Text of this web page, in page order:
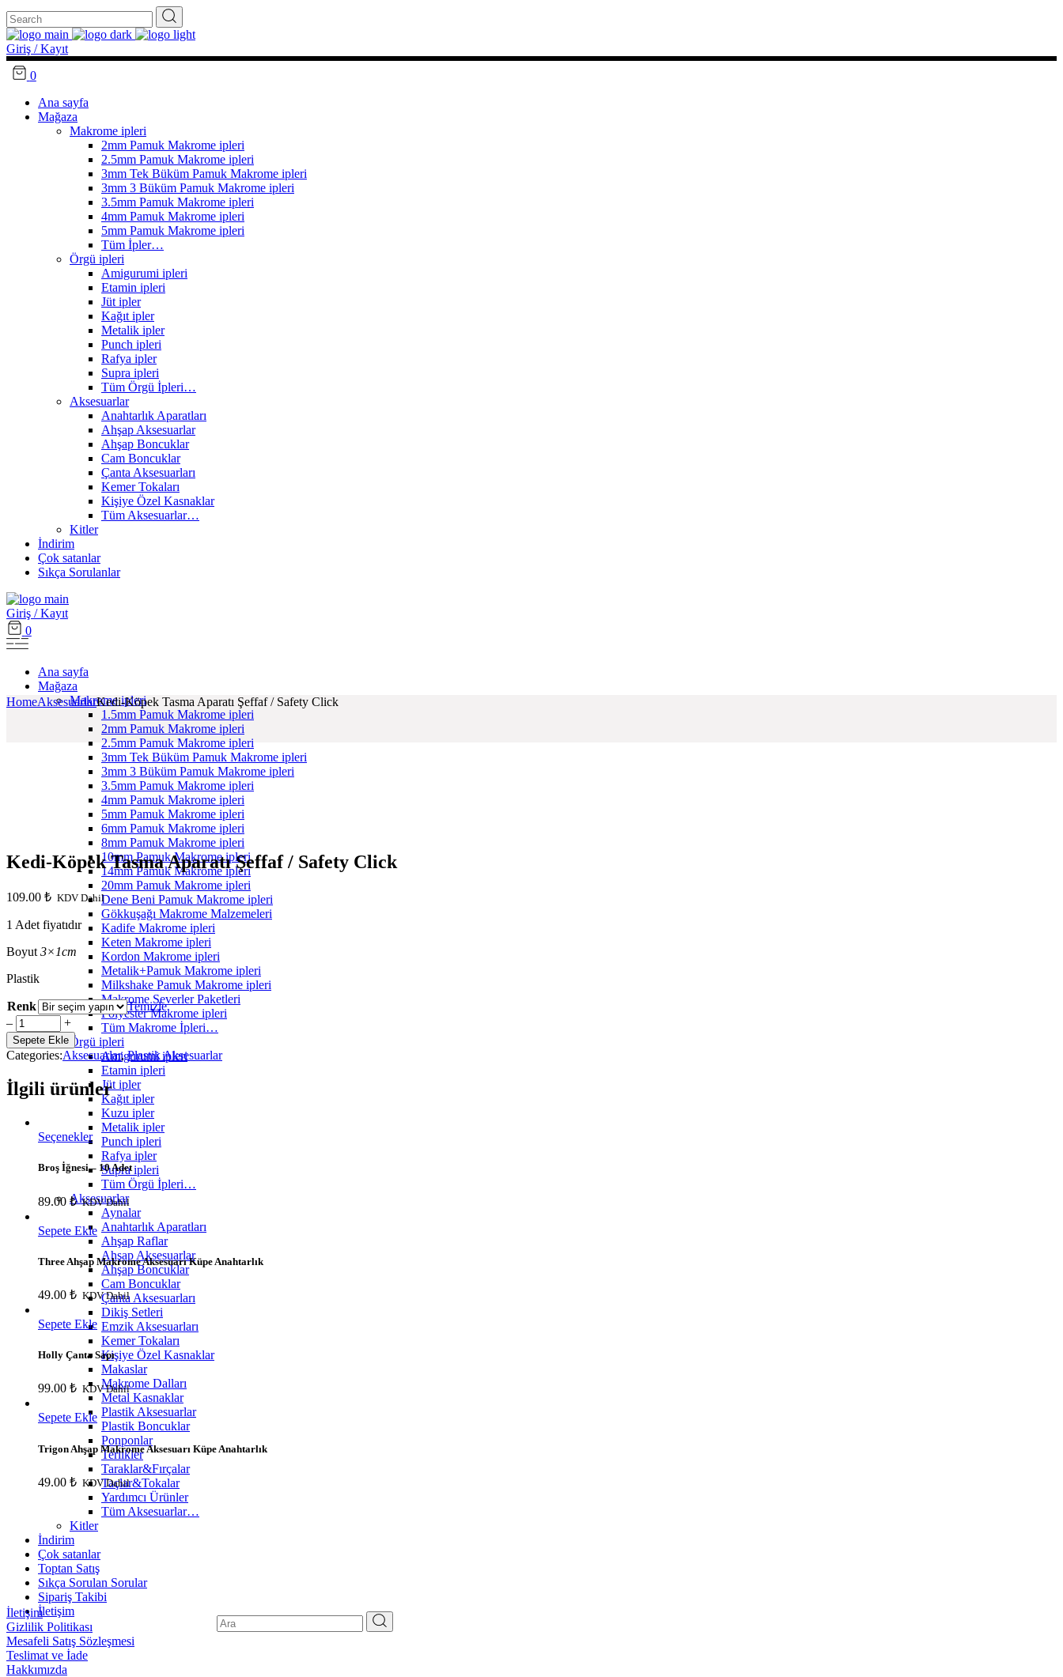
Search
for:
Giriş / Kayıt
0
Ana sayfa
Mağaza
Makrome ipleri
2mm Pamuk Makrome ipleri
2.5mm Pamuk Makrome ipleri
3mm Tek Büküm Pamuk Makrome ipleri
3mm 3 Büküm Pamuk Makrome ipleri
3.5mm Pamuk Makrome ipleri
4mm Pamuk Makrome ipleri
5mm Pamuk Makrome ipleri
Tüm İpler…
Örgü ipleri
Amigurumi ipleri
Etamin ipleri
Jüt ipler
Kağıt ipler
Metalik ipler
Punch ipleri
Rafya ipler
Supra ipleri
Tüm Örgü İpleri…
Aksesuarlar
Anahtarlık Aparatları
Ahşap Aksesuarlar
Ahşap Boncuklar
Cam Boncuklar
Çanta Aksesuarları
Kemer Tokaları
Kişiye Özel Kasnaklar
Tüm Aksesuarlar…
Kitler
İndirim
Çok satanlar
Sıkça Sorulanlar
Giriş / Kayıt
0
Ana sayfa
Mağaza
Makrome ipleri
1.5mm Pamuk Makrome ipleri
2mm Pamuk Makrome ipleri
2.5mm Pamuk Makrome ipleri
3mm Tek Büküm Pamuk Makrome ipleri
3mm 3 Büküm Pamuk Makrome ipleri
3.5mm Pamuk Makrome ipleri
4mm Pamuk Makrome ipleri
5mm Pamuk Makrome ipleri
6mm Pamuk Makrome ipleri
8mm Pamuk Makrome ipleri
10mm Pamuk Makrome ipleri
14mm Pamuk Makrome ipleri
20mm Pamuk Makrome ipleri
Dene Beni Pamuk Makrome ipleri
Gökkuşağı Makrome Malzemeleri
Kadife Makrome ipleri
Keten Makrome ipleri
Kordon Makrome ipleri
Metalik+Pamuk Makrome ipleri
Milkshake Pamuk Makrome ipleri
Makrome Severler Paketleri
Polyester Makrome ipleri
Tüm Makrome İpleri…
Örgü ipleri
Amigurumi ipleri
Etamin ipleri
Jüt ipler
Kağıt ipler
Kuzu ipler
Metalik ipler
Punch ipleri
Rafya ipler
Supra ipleri
Tüm Örgü İpleri…
Aksesuarlar
Aynalar
Anahtarlık Aparatları
Ahşap Raflar
Ahşap Aksesuarlar
Ahşap Boncuklar
Cam Boncuklar
Çanta Aksesuarları
Dikiş Setleri
Emzik Aksesuarları
Kemer Tokaları
Kişiye Özel Kasnaklar
Makaslar
Makrome Dalları
Metal Kasnaklar
Plastik Aksesuarlar
Plastik Boncuklar
Ponponlar
Terlikler
Taraklar&Fırçalar
Taçlar&Tokalar
Yardımcı Ürünler
Tüm Aksesuarlar…
Kitler
İndirim
Çok satanlar
Toptan Satış
Sıkça Sorulan Sorular
Sipariş Takibi
İletişim
Search
for:
HomeAksesuarlarKedi-Köpek Tasma Aparatı Şeffaf / Safety Click
Kedi-Köpek Tasma Aparatı Şeffaf / Safety Click
109.00 ₺ KDV Dahil
1 Adet fiyatıdır
Boyut3×1cm
Plastik
Renk
Temizle
Kedi-
Köpek
Tasma
Aparatı
Şeffaf
/
Click
quantity
‒ +
Sepete Ekle
Categories:Aksesuarlar,Plastik Aksesuarlar
İlgili ürünler
Seçenekler
Broş İğnesi – 10 Adet
89.00 ₺ KDV Dahil
Sepete Ekle
Three Ahşap Makrome Aksesuarı Küpe Anahtarlık
49.00 ₺ KDV Dahil
Sepete Ekle
Holly Çanta Sapı
99.00 ₺ KDV Dahil
Sepete Ekle
Trigon Ahşap Makrome Aksesuarı Küpe Anahtarlık
49.00 ₺ KDV Dahil
İletişim
Gizlilik Politikası
Mesafeli Satış Sözleşmesi
Teslimat ve İade
Hakkımızda